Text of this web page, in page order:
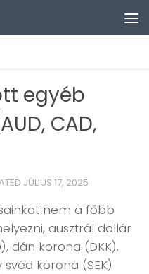
egyéb
CAD,
JÚLIUS 17, 2025
nem a főbb
ausztrál dollár
dán korona (DKK),
korona (SEK)